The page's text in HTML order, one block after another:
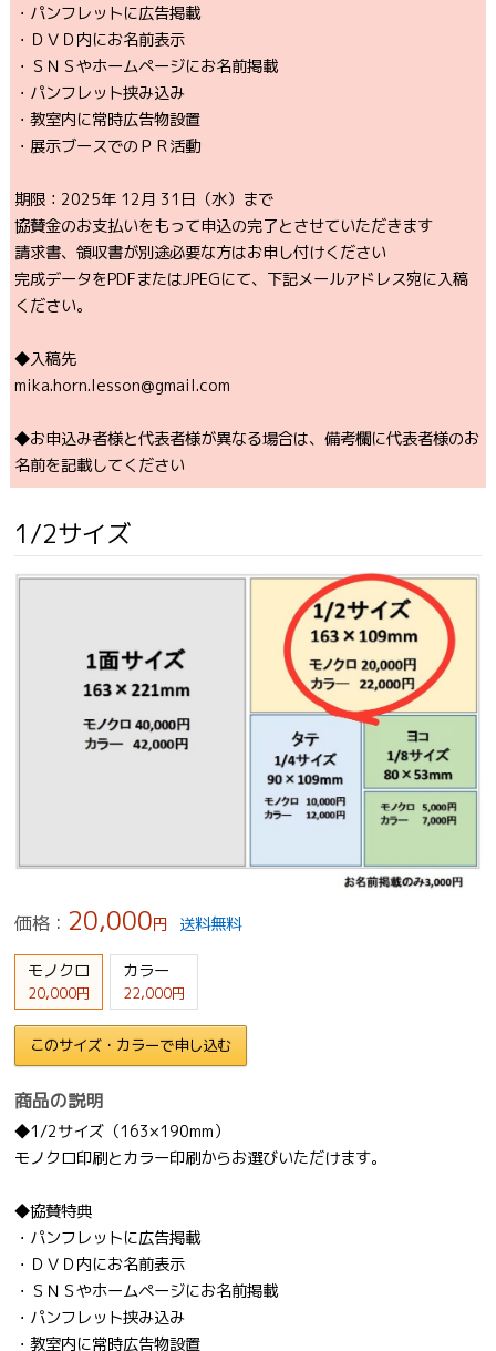
・パンフレットに広告掲載
・ＤＶＤ内にお名前表示
・ＳＮＳやホームページにお名前掲載
・パンフレット挟み込み
・教室内に常時広告物設置
・展示ブースでのＰＲ活動
期限：2025年 12月 31日（水）まで
協賛金のお支払いをもって申込の完了とさせていただきます
請求書、領収書が別途必要な方はお申し付けください
完成データをPDFまたはJPEGにて、下記メールアドレス宛に入稿
ください。
◆入稿先
mika.horn.lesson@gmail.com
◆お申込み者様と代表者様が異なる場合は、備考欄に代表者様のお
名前を記載してください
1/2サイズ
価格： 20,000円 送料無料
モノクロ
20,000円
カラー
22,000円
このサイズ・カラーで申し込む
商品の説明
◆1/2サイズ（163×190mm）
モノクロ印刷とカラー印刷からお選びいただけます。
◆協賛特典
・パンフレットに広告掲載
・ＤＶＤ内にお名前表示
・ＳＮＳやホームページにお名前掲載
・パンフレット挟み込み
・教室内に常時広告物設置